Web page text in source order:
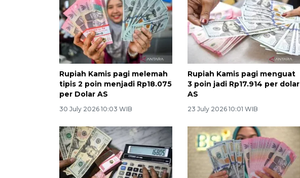
Rupiah Kamis pagi melemah
tipis 2 poin menjadi Rp18.075
per Dolar AS
30 July 2026 10:03 WIB
Rupiah Kamis pagi menguat
3 poin jadi Rp17.914 per dolar
AS
23 July 2026 10:01 WIB